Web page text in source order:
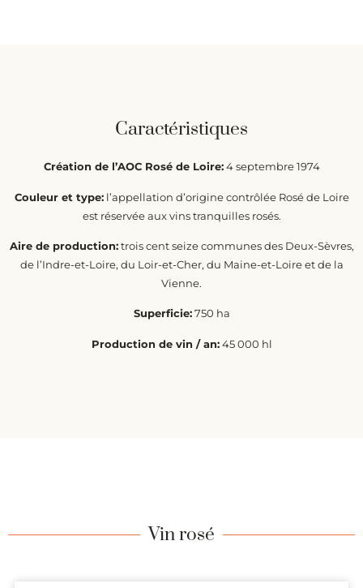
Caractéristiques
Création de l’AOC Rosé de Loire:4 septembre 1974
Couleur et type:l’appellation d’origine contrôlée Rosé de Loire
est réservée aux vins tranquilles rosés.
Aire de production:trois cent seize communes des Deux-Sèvres,
de l’Indre-et-Loire, du Loir-et-Cher, du Maine-et-Loire et de la
Vienne.
Superficie:750 ha
Production de vin / an:45 000 hl
Vin rosé